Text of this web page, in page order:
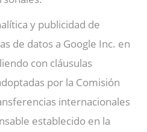
y publicidad de
de datos a Google Inc. en
con cláusulas
por la Comisión
internacionales
establecido en la